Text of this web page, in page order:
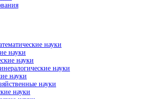
науки
науки
науки
науки
науки
науки
науки